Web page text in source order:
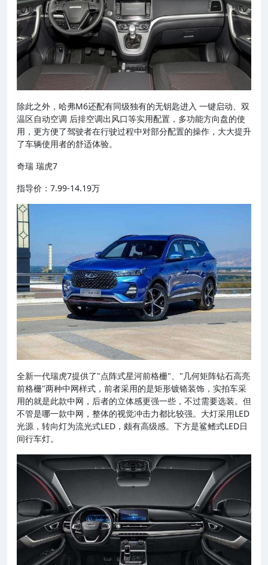
除此之外，哈弗M6还配有同级独有的无钥匙进入 一键启动、双
温区自动空调 后排空调出风口等实用配置，多功能方向盘的使
用，更方便了驾驶者在行驶过程中对部分配置的操作，大大提升
了车辆使用者的舒适体验。
奇瑞 瑞虎7
指导价：7.99-14.19万
全新一代瑞虎7提供了"点阵式星河前格栅"、"几何矩阵钻石高亮
前格栅"两种中网样式，前者采用的是矩形镀铬装饰，实拍车采
用的就是此款中网，后者的立体感更强一些，不过需要选装。但
不管是哪一款中网，整体的视觉冲击力都比较强。大灯采用LED
光源，转向灯为流光式LED，颇有高级感。下方是鲨鳍式LED日
间行车灯。